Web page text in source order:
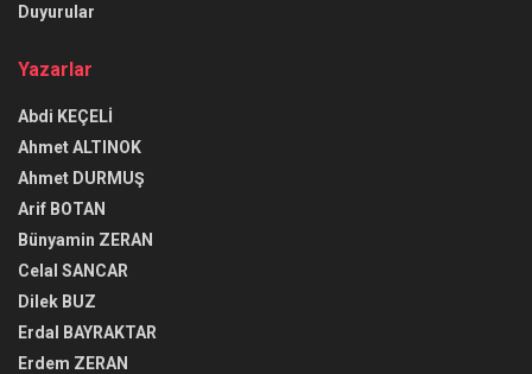
Duyurular
Yazarlar
Abdi KEÇELİ
Ahmet ALTINOK
Ahmet DURMUŞ
Arif BOTAN
Bünyamin ZERAN
Celal SANCAR
Dilek BUZ
Erdal BAYRAKTAR
Erdem ZERAN